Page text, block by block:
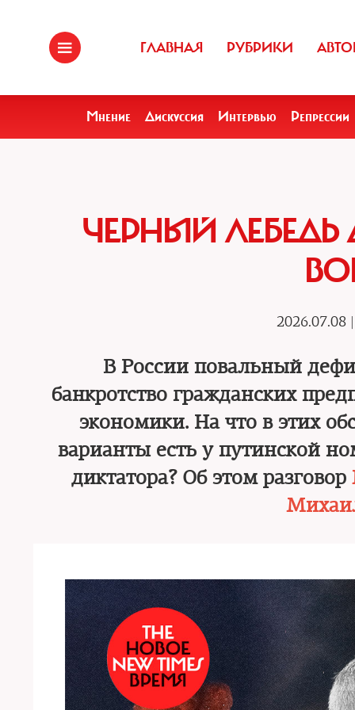
ГЛАВНАЯ РУБРИКИ
Мнение Дискуссия Интервью Репрессии
ЧЕРНЫЙ
2026.07.08
В России повальный
банкротство гражданских
экономики. На что в этих
варианты есть у путинской
диктатора? Об этом разговор